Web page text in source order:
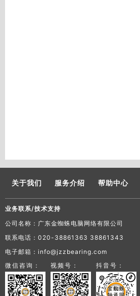
关于我们 服务介绍 帮助中心
业务联系/技术支持
公司名称：广东金蜘蛛电脑网络有限公司
联系电话：020-38861363 38861343
电子邮箱：info@jzzbearing.com
微信咨询：
视频号： 抖音号：